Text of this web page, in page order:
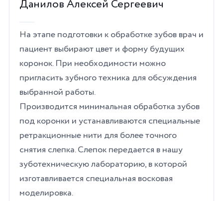
Данилов Алексей Сергеевич
На этапе подготовки к обработке зубов врач и
пациент выбирают цвет и форму будущих
коронок. При необходимости можно
пригласить зубного техника для обсуждения
выбранной работы.
Производится минимальная обработка зубов
под коронки и устанавливаются специальные
ретракционные нити для более точного
снятия слепка. Слепок передается в нашу
зуботехническую лабораторию, в которой
изготавливается специальная восковая
моделировка.